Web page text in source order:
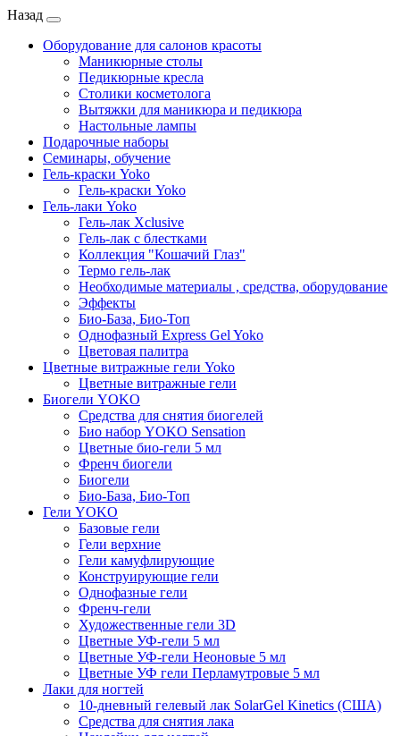
Назад
Оборудование для салонов красоты
Маникюрные столы
Педикюрные кресла
Столики косметолога
Вытяжки для маникюра и педикюра
Настольные лампы
Подарочные наборы
Семинары, обучение
Гель-краски Yoko
Гель-краски Yoko
Гель-лаки Yoko
Гель-лак Xclusive
Гель-лак с блестками
Коллекция "Кошачий Глаз"
Термо гель-лак
Необходимые материалы , средства, оборудование
Эффекты
Био-База, Био-Топ
Однофазный Express Gel Yoko
Цветовая палитра
Цветные витражные гели Yoko
Цветные витражные гели
Биогели YOKO
Средства для снятия биогелей
Био набор YOKO Sensation
Цветные био-гели 5 мл
Френч биогели
Биогели
Био-База, Био-Топ
Гели YOKO
Базовые гели
Гели верхние
Гели камуфлирующие
Конструирующие гели
Однофазные гели
Френч-гели
Художественные гели 3D
Цветные УФ-гели 5 мл
Цветные УФ-гели Неоновые 5 мл
Цветные УФ гели Перламутровые 5 мл
Лаки для ногтей
10-дневный гелевый лак SolarGel Kinetics (США)
Средства для снятия лака